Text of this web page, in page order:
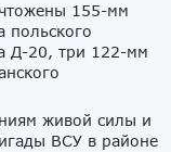
155-мм
польского
Д-20, три 122-мм
живой силы и
ВСУ в районе